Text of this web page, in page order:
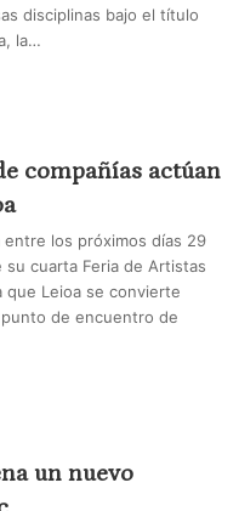
disciplinas bajo el título
la…
compañías actúan
entre los próximos días 29
cuarta Feria de Artistas
que Leioa se convierte
de encuentro de
un nuevo